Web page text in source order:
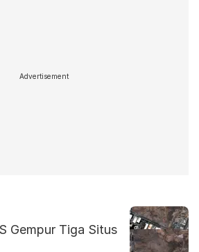
Advertisement
Gempur Tiga Situs